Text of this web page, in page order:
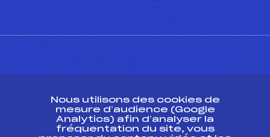
Ressources
Nous utilisons des cookies de
mesure d’audience (Google
Analytics) afin d’analyser la
fréquentation du site, vous